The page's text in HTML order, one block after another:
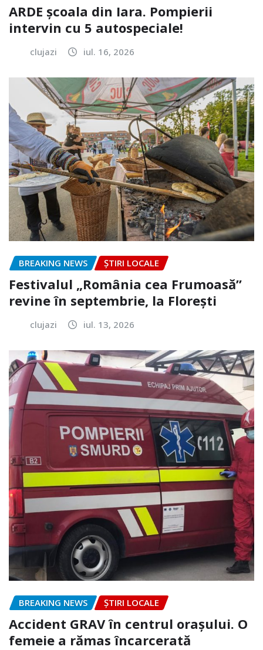
ARDE școala din Iara. Pompierii
intervin cu 5 autospeciale!
clujazi iul. 16, 2026
BREAKING NEWS ȘTIRI LOCALE
Festivalul „România cea Frumoasă”
revine în septembrie, la Florești
clujazi iul. 13, 2026
BREAKING NEWS ȘTIRI LOCALE
Accident GRAV în centrul orașului. O
femeie a rămas încarcerată